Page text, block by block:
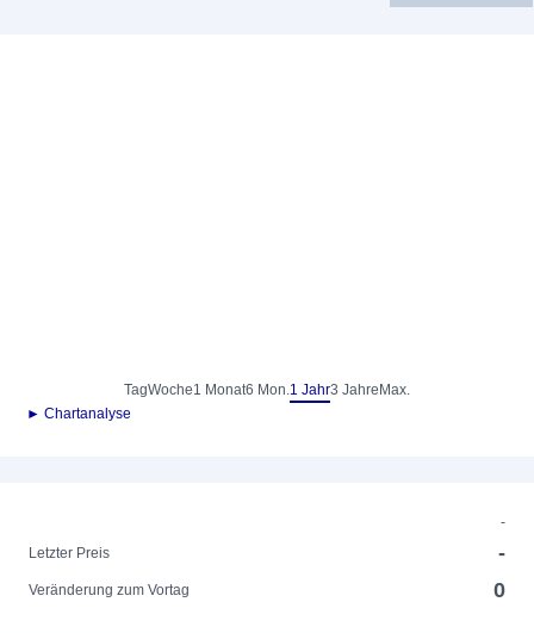
TagWoche1 Monat6 Mon.1 Jahr3 Jahre Max.
► Chartanalyse
-
Letzter Preis
-
Veränderung zum Vortag 0